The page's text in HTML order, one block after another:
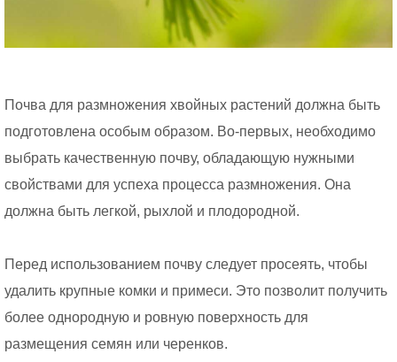
Почва для размножения хвойных растений должна быть
подготовлена особым образом. Во-первых, необходимо
выбрать качественную почву, обладающую нужными
свойствами для успеха процесса размножения. Она
должна быть легкой, рыхлой и плодородной.
Перед использованием почву следует просеять, чтобы
удалить крупные комки и примеси. Это позволит получить
более однородную и ровную поверхность для
размещения семян или черенков.